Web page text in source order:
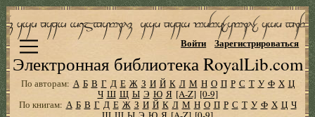
Электронная библиотека RoyalLib.com
Войти Зарегистрироваться
По авторам: А Б В Г Д Е Ж З И Й К Л М Н О П Р С Т У Ф Х Ц
Ч Ш Щ Ы Э Ю Я [A-Z] [0-9]
По книгам: А Б В Г Д Е Ж З И Й К Л М Н О П Р С Т У Ф Х Ц Ч